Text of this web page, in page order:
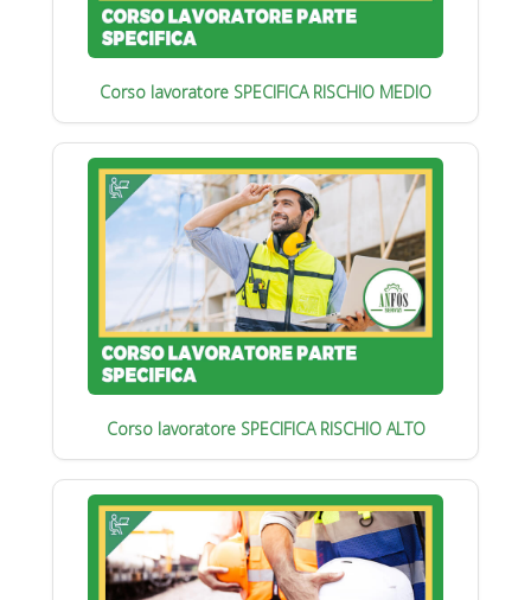
Corso lavoratore SPECIFICA RISCHIO MEDIO
Corso lavoratore SPECIFICA RISCHIO ALTO